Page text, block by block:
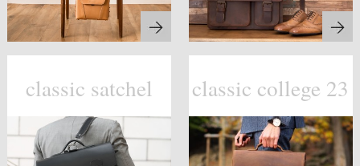
classic satchel classic college 23